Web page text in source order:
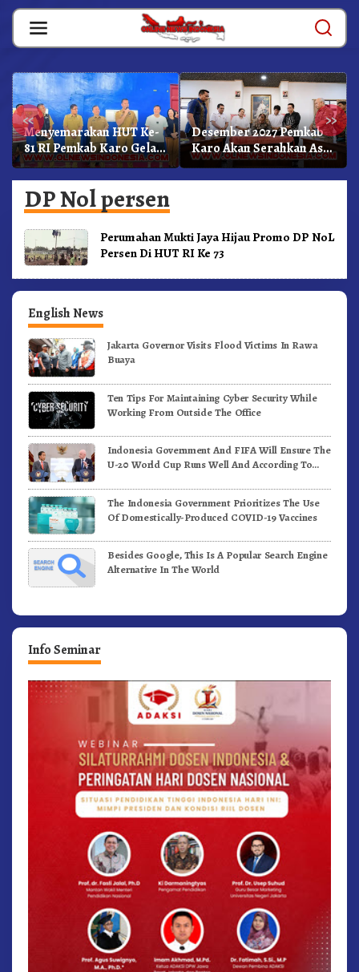
Skip
content
« »
Menyemarakan HUT Ke-
81 RI Pemkab Karo Gelar
Pertandingan Olahraga
Desember 2027 Pemkab
Karo Akan Serahkan Aset
RSUD Kabanjahe Ke
Moderamen GBKP
DP Nol persen
Perumahan Mukti Jaya Hijau Promo DP NoL
Persen Di HUT RI Ke 73
English News
Jakarta Governor Visits Flood Victims In Rawa
Buaya
Ten Tips For Maintaining Cyber Security While
Working From Outside The Office
Indonesia Government And FIFA Will Ensure The
U-20 World Cup Runs Well And According To
The Indonesia Government Prioritizes The Use
Of Domestically-Produced COVID-19 Vaccines
Besides Google, This Is A Popular Search Engine
Alternative In The World
Info Seminar